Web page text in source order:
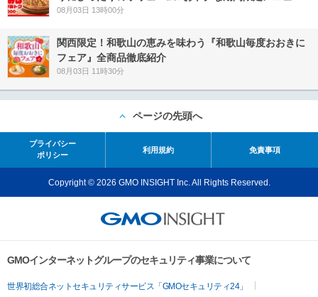
08月03日 13時00分
関西限定！和歌山の恵みを味わう『和歌山毎度おおきに
フェア』全商品徹底紹介
08月03日 11時30分
ページの先頭へ
プライバシー
ポリシー
利用規約 免責事項
Copyright © 2026 GMO INSIGHT Inc. All Rights Reserved.
GMOインターネットグループのセキュリティ事業について
世界初総合ネットセキュリティサービス「GMOセキュリティ24」